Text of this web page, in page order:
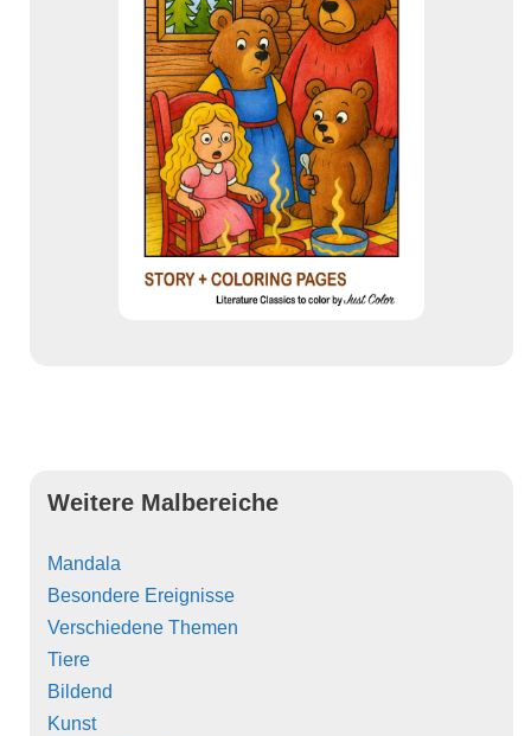
Weitere Malbereiche
Mandala
Besondere Ereignisse
Verschiedene Themen
Tiere
Bildend
Kunst